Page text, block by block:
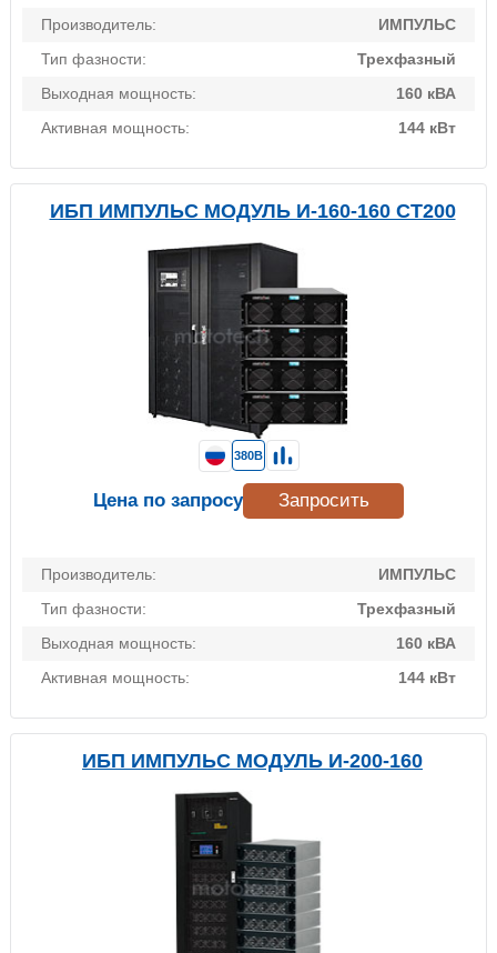
Производитель:
ИМПУЛЬС
Тип фазности:
Трехфазный
Выходная мощность:
160 кВА
Активная мощность:
144 кВт
ИБП ИМПУЛЬС МОДУЛЬ И-160-160 СТ200
Производитель:
ИМПУЛЬС
Тип фазности:
Трехфазный
Выходная мощность:
160 кВА
Активная мощность:
144 кВт
380В
Цена по запросу Запросить
ИБП ИМПУЛЬС МОДУЛЬ И-200-160